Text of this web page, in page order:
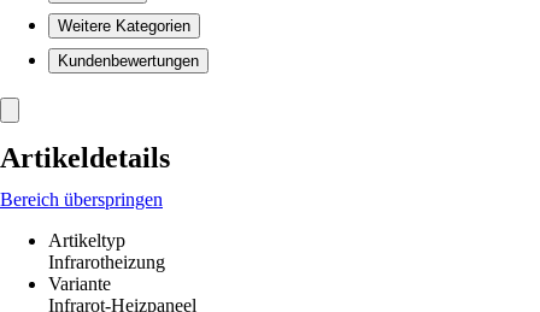
Weitere Kategorien
Kundenbewertungen
Artikeldetails
Bereich überspringen
Artikeltyp
Infrarotheizung
Variante
Infrarot-Heizpaneel